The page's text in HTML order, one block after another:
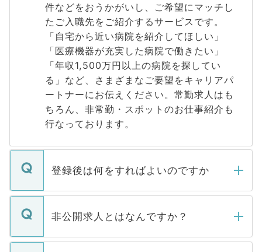
件などをおうかがいし、ご希望にマッチし
たご入職先をご紹介するサービスです。
「自宅から近い病院を紹介してほしい」
「医療機器が充実した病院で働きたい」
「年収1,500万円以上の病院を探してい
る」など、さまざまなご要望をキャリアパ
ートナーにお伝えください。常勤求人はも
ちろん、非常勤・スポットのお仕事紹介も
行なっております。
登録後は何をすればよいのですか
ご登録いただきましたら、弊社担当者がご
登録内容を確認し、その後メールもしくは
ます。通常、5営業日以内にはご連絡をせて
非公開求人とはなんですか？
マイナビDOCTORで取り扱っている求人の